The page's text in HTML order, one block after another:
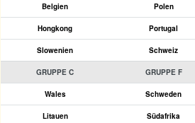
Belgien Polen
Hongkong Portugal
Slowenien Schweiz
GRUPPE C GRUPPE F
Wales Schweden
Litauen Südafrika